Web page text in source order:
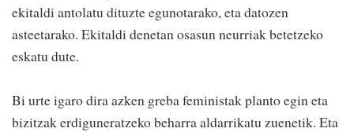
ekitaldi antolatu dituzte egunotarako, eta datozen
asteetarako. Ekitaldi denetan osasun neurriak betetzeko
eskatu dute.
Bi urte igaro dira azken greba feministak planto egin eta
bizitzak erdiguneratzeko beharra aldarrikatu zuenetik. Eta